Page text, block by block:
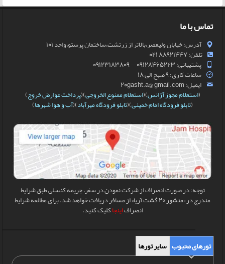
تماس با ما
آدرس: خیابان ولیعصر،بالاتر از زرتشت،ساختمان پرستو،واحد 101
تلفن: 88921447 021
پشتیبانی: 09128465223 — 09123183809
ساعات کاری: 9 صبح الی 18
ایمیل: 20gasht.a@ gmail.com
(استعلام مجوز آژانس)(استعلام ممنوع الخروجی)(پرداخت عوارض خروج)
(تابلو فرودگاه امام خمینی)(تابلو فرودگاه مهرآباد)(آب و هوا شهرها)
توجه: در صورت انصراف از شرکت نمودن در سفر، جریمه کنسلی طبق شرایط
مندرج در «منشور 20 گشت آریا» از مسافر دریافت خواهد شد. برای مطالعه شرایط
انصرافاینجاکلیک کنید.
تورهای محبوب سایر تورها